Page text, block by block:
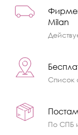
Milan
Список
По СПБ